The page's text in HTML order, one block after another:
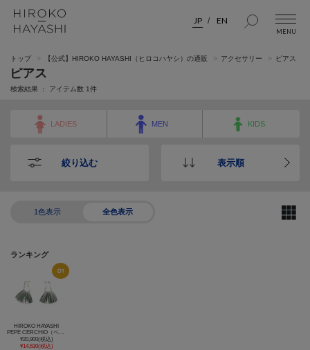
JP EN
トップ 【公式】HIROKO HAYASHI（ヒロコハヤシ）の通販 アクセサリー ピアス
ピアス
検索結果 ： アイテム数 1件
LADIES MEN KIDS
絞り込む 表示順
1色表示 全色表示
ランキング
HIROKO HAYASHI
¥20,900(税込)
¥14,630(税込)